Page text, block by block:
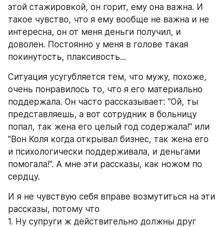
этой стажировкой, он горит, ему она важна. И
такое чувство, что я ему вообще не важна и не
интересна, он от меня деньги получил, и
доволен. Постоянно у меня в голове такая
покинутость, плаксивость...
Ситуация усугубляется тем, что мужу, похоже,
очень понравилось то, что я его материально
поддержала. Он часто рассказывает: "Ой, ты
представляешь, а вот сотрудник в больницу
попал, так жена его целый год содержала!" или
"Вон Коля когда открывал бизнес, так жена его
и психологически поддерживала, и деньгами
помогала!". А мне эти рассказы, как ножом по
сердцу.
И я не чувствую себя вправе возмутиться на эти
рассказы, потому что
1. Ну супруги ж действительно должны друг